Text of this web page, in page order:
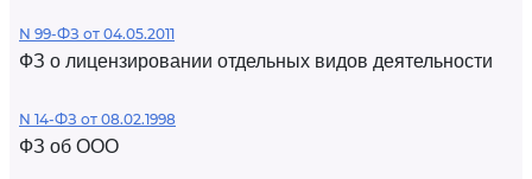
N 99-ФЗ от 04.05.2011
ФЗ о лицензировании отдельных видов деятельности
N 14-ФЗ от 08.02.1998
ФЗ об ООО